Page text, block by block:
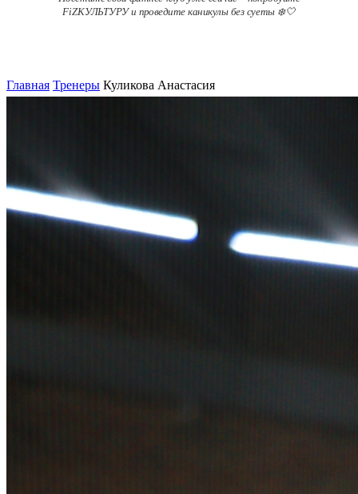
FiZКУЛЬТУРУ и проведите каникулы без суеты ❄️🤍
Главная Тренеры Куликова Анастасия